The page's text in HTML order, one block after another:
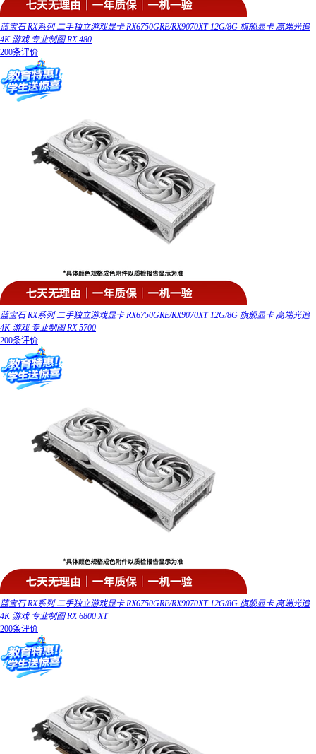
蓝宝石 RX系列 二手独立游戏显卡 RX6750GRE/RX9070XT 12G/8G 旗舰显卡 高端光追
4K 游戏 专业制图 RX 480
200条评价
蓝宝石 RX系列 二手独立游戏显卡 RX6750GRE/RX9070XT 12G/8G 旗舰显卡 高端光追
4K 游戏 专业制图 RX 5700
200条评价
蓝宝石 RX系列 二手独立游戏显卡 RX6750GRE/RX9070XT 12G/8G 旗舰显卡 高端光追
4K 游戏 专业制图 RX 6800 XT
200条评价